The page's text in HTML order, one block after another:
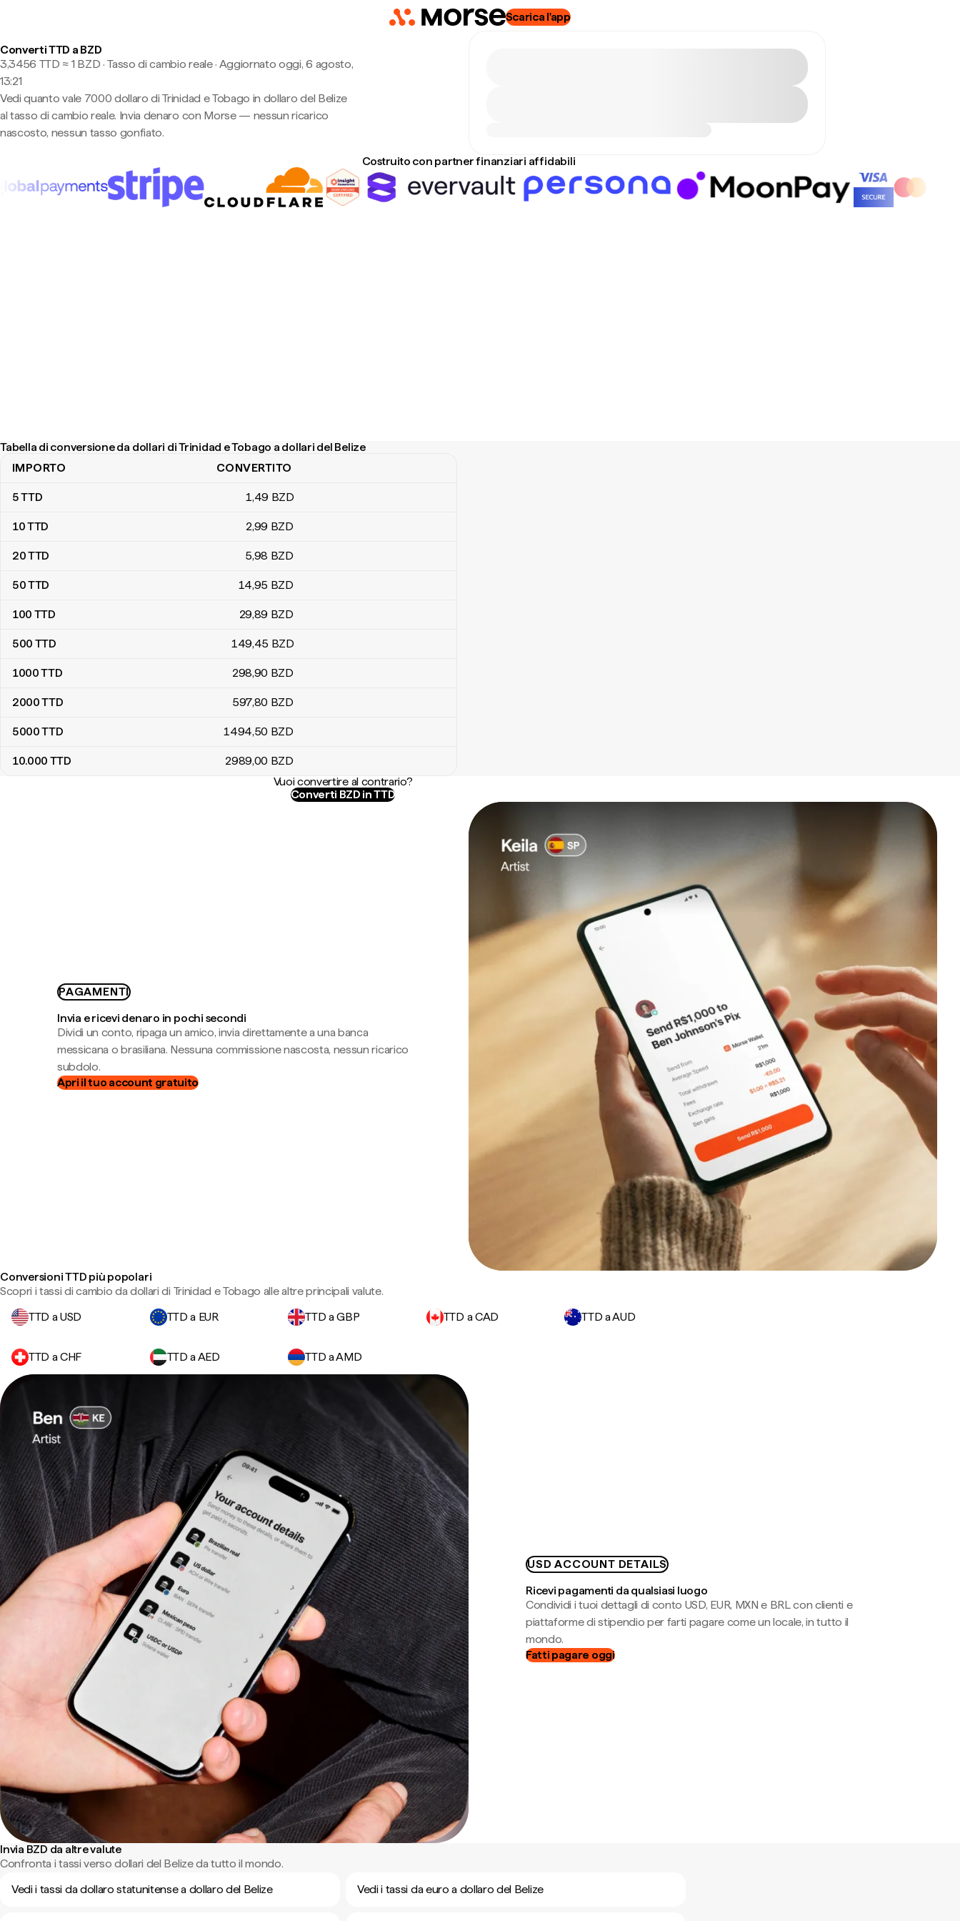
Scarica l'app
Converti TTD a BZD
3,3456 TTD ≈ 1 BZD · Tasso di cambio reale· Aggiornato oggi, 6 agosto,
13:21
Vedi quanto vale 7000 dollaro di Trinidad e Tobago in dollaro del Belize
al tasso di cambio reale. Invia denaro con Morse — nessun ricarico
nascosto, nessun tasso gonfiato.
Costruito con partner finanziari affidabili
Tabella di conversione da dollari di Trinidad e Tobago a dollari del Belize
Tabella di conversione da dollari di Trinidad e Tobago a dollari del Belize
IMPORTO CONVERTITO
5TTD 1,49 BZD
10TTD 2,99 BZD
20TTD 5,98 BZD
50TTD 14,95 BZD
100 TTD 29,89 BZD
500 TTD 149,45 BZD
1000TTD 298,90 BZD
2000TTD 597,80 BZD
5000TTD 1494,50 BZD
10.000 TTD 2989,00 BZD
Vuoi convertire al contrario?
Converti BZD in TTD
PAGAMENTI
Invia e ricevi denaro in pochi secondi
Dividi un conto, ripaga un amico, invia direttamente a una banca
messicana o brasiliana. Nessuna commissione nascosta, nessun ricarico
subdolo.
Apri il tuo account gratuito
Conversioni TTD più popolari
Scopri i tassi di cambio da dollari di Trinidad e Tobago alle altre principali valute.
TTD a USD
TTD a EUR TTD a GBP TTD a CAD TTD a AUD
TTD a CHF TTD a AED TTD a AMD
USD ACCOUNT DETAILS
Ricevi pagamenti da qualsiasi luogo
Condividi i tuoi dettagli di conto USD, EUR, MXN e BRL con clienti e
piattaforme di stipendio per farti pagare come un locale, in tutto il
mondo.
Fatti pagare oggi
Invia BZD da altre valute
Confronta i tassi verso dollari del Belize da tutto il mondo.
Vedi i tassi da dollaro statunitense a dollaro del Belize
Vedi i tassi da euro a dollaro del Belize